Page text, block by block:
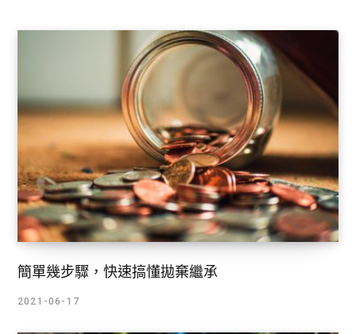
簡單幾步驟，快速搞懂拋棄繼承
2021-06-17